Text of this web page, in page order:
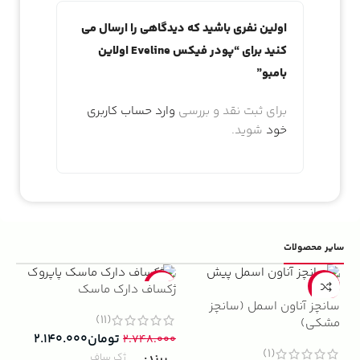
اولین نفری باشید که دیدگاهی را ارسال می
کنید برای “پودر فیکس Eveline اولاین
بامبو”
برای ثبت نقد و بررسی وارد حساب کاربری
خود شوید.
سایر محصولات
-13%
سانچز آناون اسمل (سانچز
مشکی)
(1)
-22%
ژکساف دارک ماسک
(11)
۲.۷۴۸.۰۰۰ تومان۲.۱۴۰.۰۰۰